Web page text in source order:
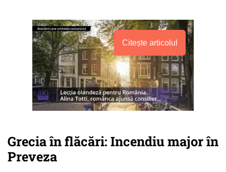
Citește articolul
Grecia în flăcări: Incendiu major în
Preveza